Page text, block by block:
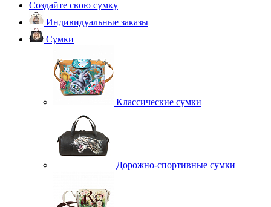
Создайте свою сумку
Индивидуальные заказы
Сумки
Классические сумки
Дорожно-спортивные сумки